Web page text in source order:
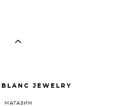
JEWELRY
МАГАЗИН